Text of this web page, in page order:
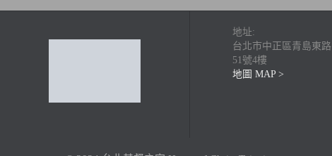
地址:
台北市中正區青島東路
51號4樓
地圖 MAP >